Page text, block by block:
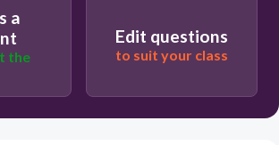
a
the
Edit questions
to suit your class